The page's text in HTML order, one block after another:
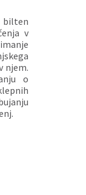
bilten
v
njem.
o